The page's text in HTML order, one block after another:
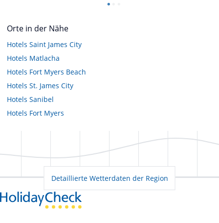
Orte in der Nähe
Hotels Saint James City
Hotels Matlacha
Hotels Fort Myers Beach
Hotels St. James City
Hotels Sanibel
Hotels Fort Myers
Detaillierte Wetterdaten der Region